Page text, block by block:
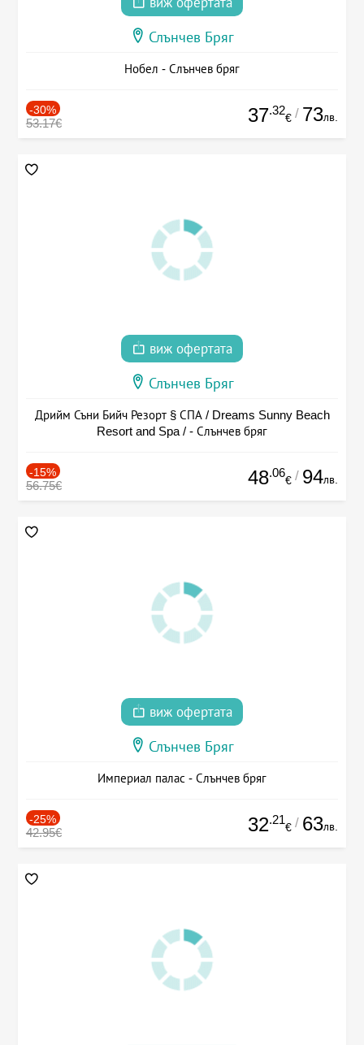
Слънчев Бряг
Нобел - Слънчев бряг
-30%
53.17€ 37.32
€ / 73лв.
виж офертата
Слънчев Бряг
Дрийм Съни Бийч Резорт § СПА / Dreams Sunny Beach
Resort and Spa / - Слънчев бряг
-15%
56.75€ 48.06
€ / 94лв.
виж офертата
Слънчев Бряг
Империал палас - Слънчев бряг
-25%
42.95€ 32.21
€ / 63лв.